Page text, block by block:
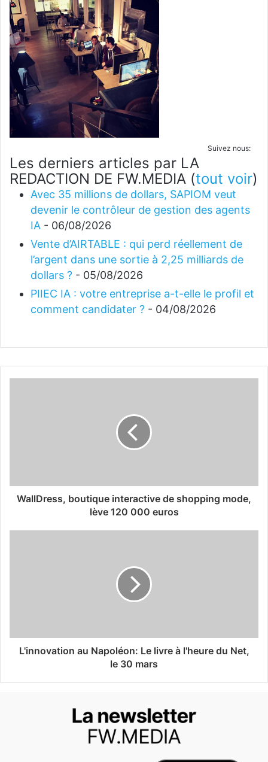
Suivez nous:
Les derniers articles par LA
REDACTION DE FW.MEDIA (tout voir)
Avec 35 millions de dollars, SAPIOM veut
devenir le contrôleur de gestion des agents
IA - 06/08/2026
Vente d’AIRTABLE : qui perd réellement de
l’argent dans une sortie à 2,25 milliards de
dollars ? - 05/08/2026
PIIEC IA : votre entreprise a-t-elle le profil et
comment candidater ? - 04/08/2026
WallDress, boutique interactive de shopping mode,
lève 120 000 euros
L'innovation au Napoléon: Le livre à l'heure du Net,
le 30 mars